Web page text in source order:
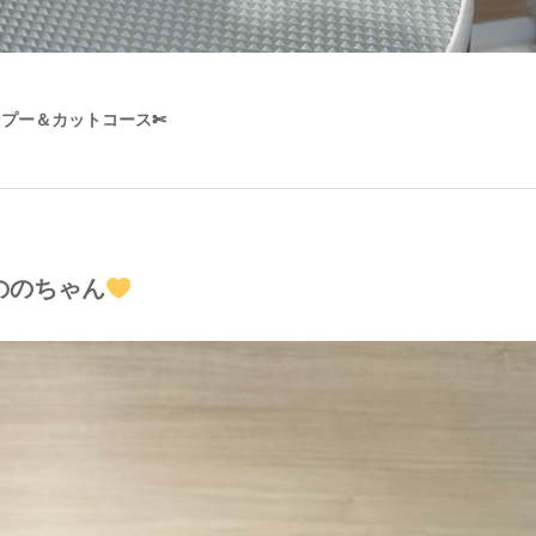
ー＆カットコース✄
のちゃん